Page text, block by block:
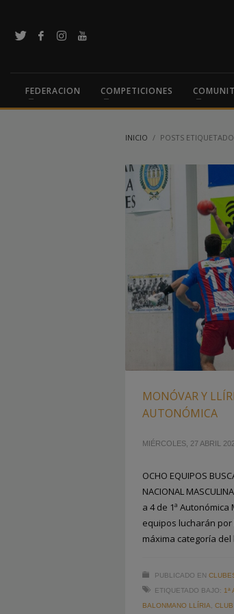
FEDERACION COMPETICIONES
INICIO POSTS
MONÓVAR Y
AUTONÓMICA
MIÉRCOLES, 27 ABRIL
OCHO EQUIPOS
NACIONAL
a 4 de 1ª
equipos lucharán por
máxima categoría
PUBLICADO EN
ETIQUETADO BAJO: 1ª
BALONMANO LLÍRIA